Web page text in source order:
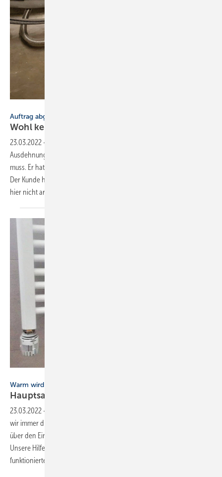
Auftrag abgeschlossen
Wohl keinen Platz mehr
23.03.2022 -
Ausdehnungsgefäß (Sicherheitseinrichtung) nicht montiert werden
muss. Er hat es lose vor die von ihm installierte Heizungsanlage gelegt.
Der Kunde hat bereits eine Schlussrechnung erhalten und es konnte
hier nicht argumentiert werden, dass da noch etwas
Warm wird es von alleine
Hauptsache, es
23.03.2022 -
wir immer die Bilder zu „Pfusch am Bau“. Ich schicke Ihnen ein Foto
über den Einbau eines Badheizkörpers – Motto: Hauptsache, es hält.
Unsere Hilfe wurde angefordert, da der Heizkörper nicht richtig
funktionierte, wie auch?